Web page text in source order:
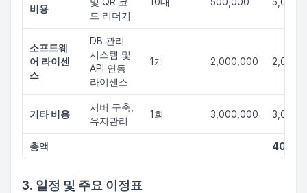
비용
드 리더기
소프트웨
어 라이센
스
DB 관리
시스템 및
API 연동
라이센스
1개 2,000,000
기타 비용
서버 구축,
유지관리
1회 3,000,000
총액
3. 일정 및 주요 이정표